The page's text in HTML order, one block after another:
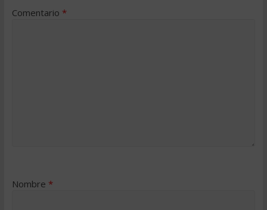
Comentario *
Nombre *